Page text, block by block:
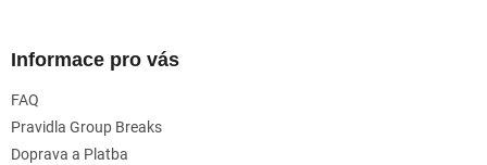
Informace pro vás
FAQ
Pravidla Group Breaks
Doprava a Platba